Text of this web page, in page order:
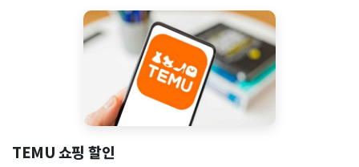
TEMU 쇼핑 할인